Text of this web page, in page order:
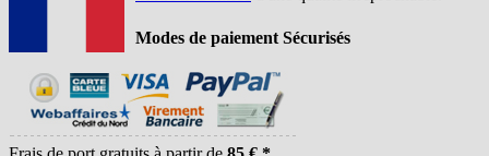
Modes de paiement Sécurisés